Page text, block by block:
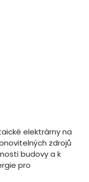
elektrárny na
zdrojů
budovy a k
pro